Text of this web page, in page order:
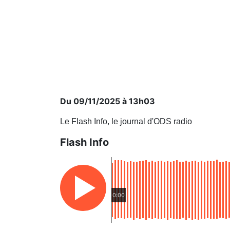
Du 09/11/2025 à 13h03
Le Flash Info, le journal d'ODS radio
Flash Info
0:00